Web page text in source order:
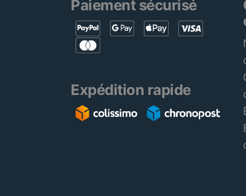
Paiement sécurisé
Expédition rapide